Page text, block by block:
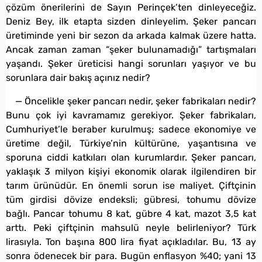
çözüm önerilerini de Sayın Perinçek’ten dinleyeceğiz.
Deniz Bey, ilk etapta sizden dinleyelim. Şeker pancarı
üretiminde yeni bir sezon da arkada kalmak üzere hatta.
Ancak zaman zaman “şeker bulunamadığı” tartışmaları
yaşandı. Şeker üreticisi hangi sorunları yaşıyor ve bu
sorunlara dair bakış açınız nedir?
— Öncelikle şeker pancarı nedir, şeker fabrikaları nedir?
Bunu çok iyi kavramamız gerekiyor. Şeker fabrikaları,
Cumhuriyet’le beraber kurulmuş; sadece ekonomiye ve
üretime değil, Türkiye’nin kültürüne, yaşantısına ve
sporuna ciddi katkıları olan kurumlardır. Şeker pancarı,
yaklaşık 3 milyon kişiyi ekonomik olarak ilgilendiren bir
tarım ürünüdür. En önemli sorun ise maliyet. Çiftçinin
tüm girdisi dövize endeksli; gübresi, tohumu dövize
bağlı. Pancar tohumu 8 kat, gübre 4 kat, mazot 3,5 kat
arttı. Peki çiftçinin mahsulü neyle belirleniyor? Türk
lirasıyla. Ton başına 800 lira fiyat açıkladılar. Bu, 13 ay
sonra ödenecek bir para. Bugün enflasyon %40; yani 13